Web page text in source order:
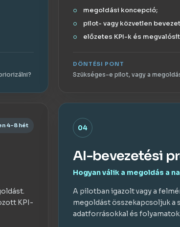
megoldási koncepció;
pilot- vagy közvetlen
előzetes KPI-k és
DÖNTÉSI PONT
Szükséges-e pilot, vagy a
4–8 hét
KPI-
04
AI-bevezetési
Hogyan válik a megoldás a
A pilotban igazolt vagy a
megoldást összekapcsoljuk a
adatforrásokkal és